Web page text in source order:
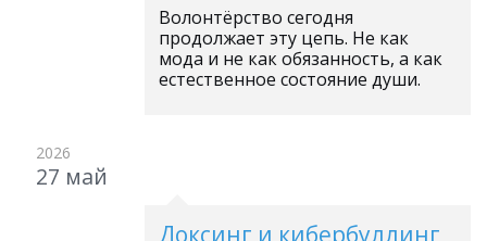
Волонтёрство сегодня
продолжает эту цепь. Не как
мода и не как обязанность, а как
естественное состояние души.
2026
27 май
Доксинг и кибербуллинг